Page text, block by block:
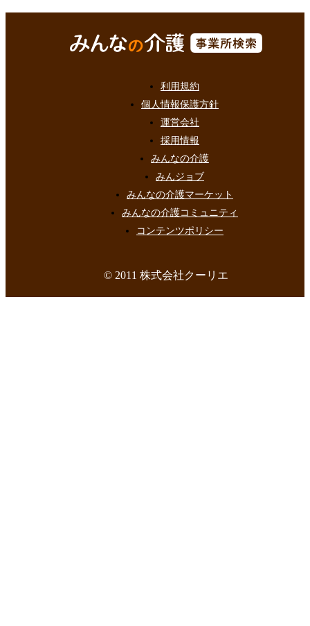
利用規約
個人情報保護方針
運営会社
採用情報
みんなの介護
みんジョブ
みんなの介護マーケット
みんなの介護コミュニティ
コンテンツポリシー
© 2011 株式会社クーリエ